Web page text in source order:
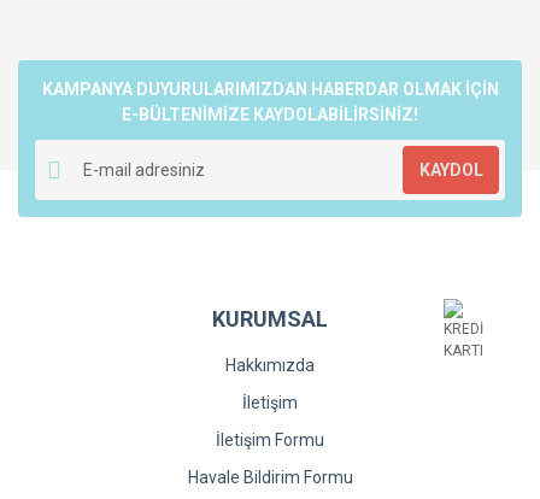
KAMPANYA DUYURULARIMIZDAN HABERDAR OLMAK İÇİN
E-BÜLTENİMİZE KAYDOLABİLİRSİNİZ!
KAYDOL
KURUMSAL
Hakkımızda
İletişim
İletişim Formu
Havale Bildirim Formu